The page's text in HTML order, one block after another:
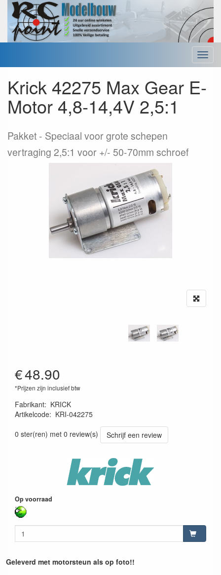
Menu
Krick 42275 Max Gear E-
Motor 4,8-14,4V 2,5:1
Pakket
Speciaal voor grote schepen
vertraging 2,5:1 voor +/- 50-70mm schroef
€48.90
*Prijzen zijn inclusief btw
Fabrikant: KRICK
Artikelcode: KRI-042275
0 ster(ren) met 0 review(s)
Schrijf een review
Op voorraad
Geleverd met motorsteun als op foto!!